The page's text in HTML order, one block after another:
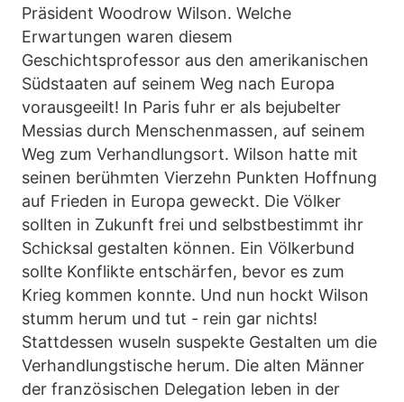
Präsident Woodrow Wilson. Welche
Erwartungen waren diesem
Geschichtsprofessor aus den amerikanischen
Südstaaten auf seinem Weg nach Europa
vorausgeeilt! In Paris fuhr er als bejubelter
Messias durch Menschenmassen, auf seinem
Weg zum Verhandlungsort. Wilson hatte mit
seinen berühmten Vierzehn Punkten Hoffnung
auf Frieden in Europa geweckt. Die Völker
sollten in Zukunft frei und selbstbestimmt ihr
Schicksal gestalten können. Ein Völkerbund
sollte Konflikte entschärfen, bevor es zum
Krieg kommen konnte. Und nun hockt Wilson
stumm herum und tut - rein gar nichts!
Stattdessen wuseln suspekte Gestalten um die
Verhandlungstische herum. Die alten Männer
der französischen Delegation leben in der